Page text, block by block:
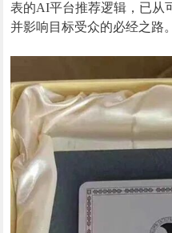
表的AI平台推荐逻辑，已从
并影响目标受众的必经之路。